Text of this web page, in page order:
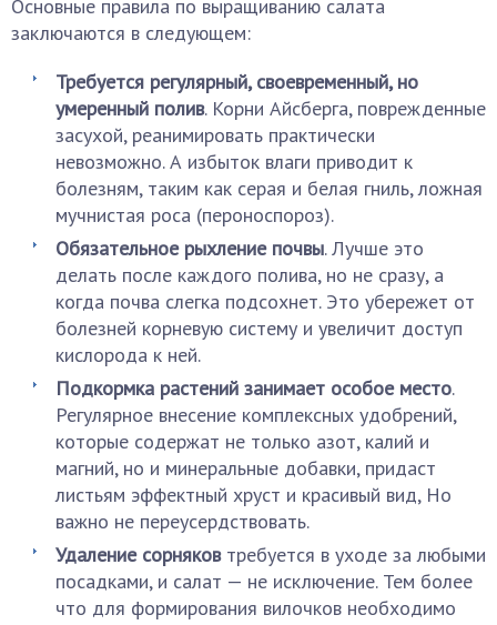
Основные правила по выращиванию салата
заключаются в следующем:
Требуется регулярный, своевременный, но
умеренный полив. Корни Айсберга, поврежденные
засухой, реанимировать практически
невозможно. А избыток влаги приводит к
болезням, таким как серая и белая гниль, ложная
мучнистая роса (пероноспороз).
Обязательное рыхление почвы. Лучше это
делать после каждого полива, но не сразу, а
когда почва слегка подсохнет. Это убережет от
болезней корневую систему и увеличит доступ
кислорода к ней.
Подкормка растений занимает особое место.
Регулярное внесение комплексных удобрений,
которые содержат не только азот, калий и
магний, но и минеральные добавки, придаст
листьям эффектный хруст и красивый вид, Но
важно не переусердствовать.
Удаление сорняковтребуется в уходе за любыми
посадками, и салат — не исключение. Тем более
что для формирования вилочков необходимо